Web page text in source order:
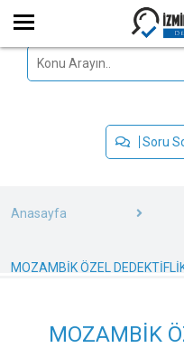
Soru
Anasayfa
MOZAMBİK ÖZEL
MOZAMBİK